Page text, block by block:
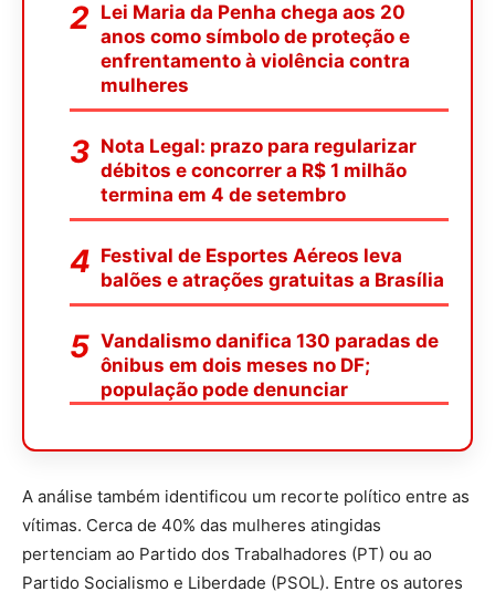
Lei Maria da Penha chega aos 20
anos como símbolo de proteção e
enfrentamento à violência contra
mulheres
Nota Legal: prazo para regularizar
débitos e concorrer a R$ 1 milhão
termina em 4 de setembro
Festival de Esportes Aéreos leva
balões e atrações gratuitas a Brasília
Vandalismo danifica 130 paradas de
ônibus em dois meses no DF;
população pode denunciar
A análise também identificou um recorte político entre as
vítimas. Cerca de 40% das mulheres atingidas
pertenciam ao Partido dos Trabalhadores (PT) ou ao
Partido Socialismo e Liberdade (PSOL). Entre os autores